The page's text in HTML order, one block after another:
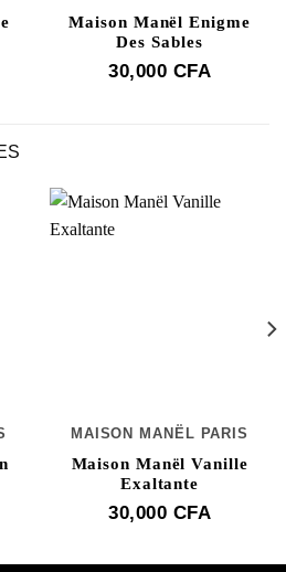
Maison Manël Enigme
Des Sables
30,000 CFA
MAISON MANËL PARIS
Maison Manël Vanille
Exaltante
30,000 CFA